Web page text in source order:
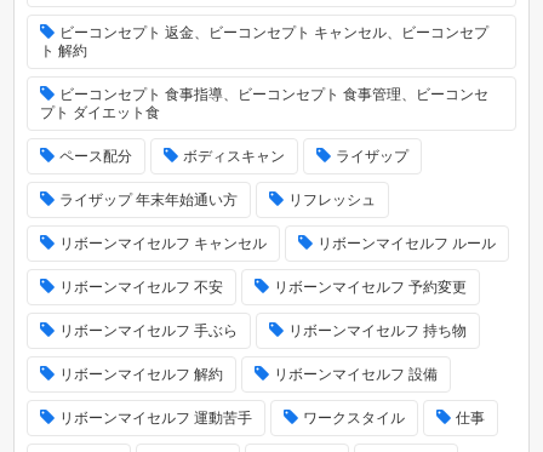
ビーコンセプト 返金、ビーコンセプト キャンセル、ビーコンセプ
ト 解約
ビーコンセプト 食事指導、ビーコンセプト 食事管理、ビーコンセ
プト ダイエット食
ペース配分 ボディスキャン ライザップ
ライザップ 年末年始通い方 リフレッシュ
リボーンマイセルフ キャンセル リボーンマイセルフ ルール
リボーンマイセルフ 不安 リボーンマイセルフ 予約変更
リボーンマイセルフ 手ぶら リボーンマイセルフ 持ち物
リボーンマイセルフ 解約 リボーンマイセルフ 設備
リボーンマイセルフ 運動苦手 ワークスタイル 仕事